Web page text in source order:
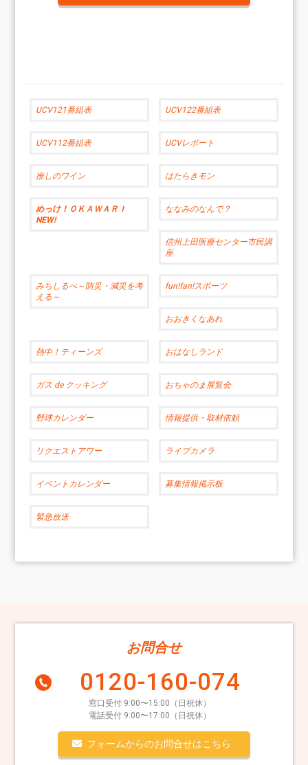
UCV121番組表 UCV122番組表
UCV112番組表 UCVレポート
推しのワイン はたらきモン
めっけ！ＯＫＡＷＡＲＩ
NEW!
ななみのなんで？
信州上田医療センター市民講
座
みちしるべ～防災・減災を考
える～
fun!fan!スポーツ
おおきくなあれ
熱中！ティーンズ おはなしランド
ガス de クッキング おちゃのま展覧会
野球カレンダー 情報提供・取材依頼
リクエストアワー ライブカメラ
イベントカレンダー 募集情報掲示板
緊急放送
お問合せ
0120-160-074
窓口受付 9:00〜15:00（日祝休）
電話受付 9:00〜17:00（日祝休）
フォームからのお問合せはこちら